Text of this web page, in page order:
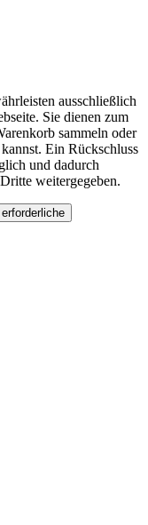
ausschließlich
Sie dienen zum
sammeln oder
Ein Rückschluss
und dadurch
weitergegeben.
erforderliche